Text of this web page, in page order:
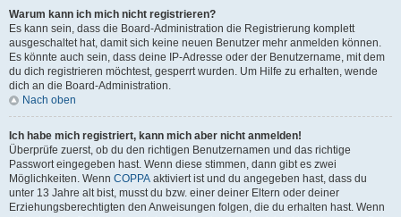
Warum kann ich mich nicht registrieren?
Es kann sein, dass die Board-Administration die Registrierung komplett
ausgeschaltet hat, damit sich keine neuen Benutzer mehr anmelden können.
Es könnte auch sein, dass deine IP-Adresse oder der Benutzername, mit dem
du dich registrieren möchtest, gesperrt wurden. Um Hilfe zu erhalten, wende
dich an die Board-Administration.
Nach oben
Ich habe mich registriert, kann mich aber nicht anmelden!
Überprüfe zuerst, ob du den richtigen Benutzernamen und das richtige
Passwort eingegeben hast. Wenn diese stimmen, dann gibt es zwei
Möglichkeiten. Wenn COPPA aktiviert ist und du angegeben hast, dass du
unter 13 Jahre alt bist, musst du bzw. einer deiner Eltern oder deiner
Erziehungsberechtigten den Anweisungen folgen, die du erhalten hast. Wenn